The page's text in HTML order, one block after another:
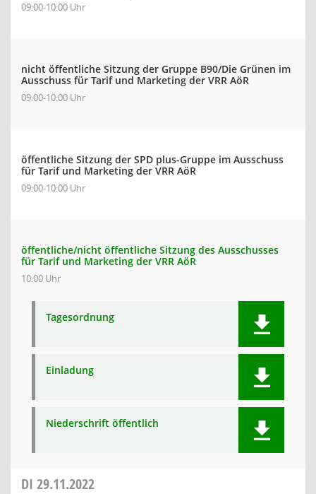
09:00-10:00 Uhr
nicht öffentliche Sitzung der Gruppe B90/Die Grünen im
Ausschuss für Tarif und Marketing der VRR AöR
09:00-10:00 Uhr
öffentliche Sitzung der SPD plus-Gruppe im Ausschuss
für Tarif und Marketing der VRR AöR
09:00-10:00 Uhr
öffentliche/nicht öffentliche Sitzung des Ausschusses
für Tarif und Marketing der VRR AöR
10:00 Uhr
Tagesordnung
Einladung
Niederschrift öffentlich
DI 29.11.2022